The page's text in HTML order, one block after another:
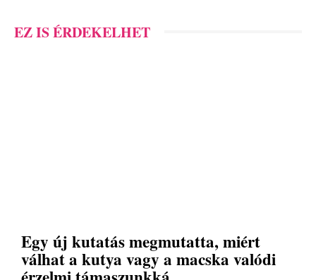
EZ IS ÉRDEKELHET
Egy új kutatás megmutatta, miért
válhat a kutya vagy a macska valódi